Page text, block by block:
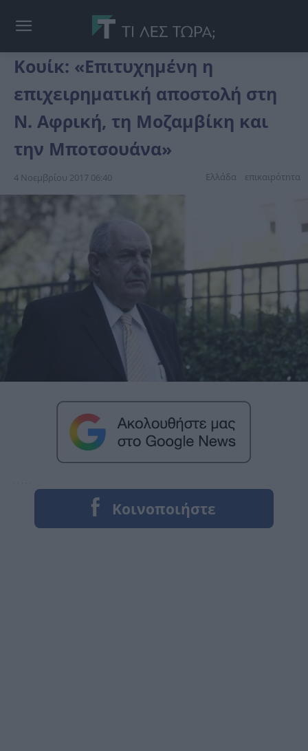
Κουίκ: «Επιτυχημένη η
επιχειρηματική αποστολή στη
Ν. Αφρική, τη Μοζαμβίκη και
την Μποτσουάνα»
4 Νοεμβρίου 2017 06:40 Ελλάδα επικαιpότnτα